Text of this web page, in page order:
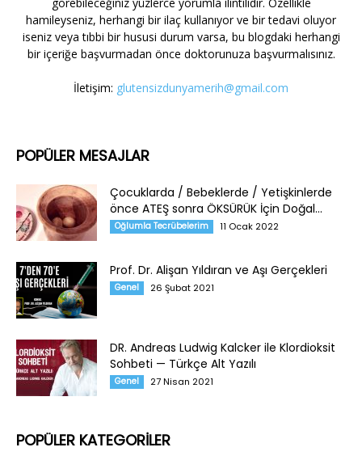
görebileceğiniz yüzlerce yorumla ilintilidir. Özellikle
hamileyseniz, herhangi bir ilaç kullanıyor ve bir tedavi oluyor
iseniz veya tıbbi bir hususi durum varsa, bu blogdaki herhangi
bir içeriğe başvurmadan önce doktorunuza başvurmalısınız.
İletişim: glutensizdunyamerih@gmail.com
POPÜLER MESAJLAR
Çocuklarda / Bebeklerde / Yetişkinlerde
önce ATEŞ sonra ÖKSÜRÜK İçin Doğal...
Oğlumla Tecrübelerim 11 Ocak 2022
Prof. Dr. Alişan Yıldıran ve Aşı Gerçekleri
Genel 26 Şubat 2021
DR. Andreas Ludwig Kalcker ile Klordioksit
Sohbeti — Türkçe Alt Yazılı
Genel 27 Nisan 2021
POPÜLER KATEGORİLER